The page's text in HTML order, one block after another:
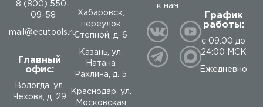
8 (800) 550-
09-58
mail@ecutools.ru
Главный
офис:
Вологда
ул.
Чехова, д. 29
Хабаровск,
переулок
Степной, д. 6
Казань, ул.
Натана
Рахлина, д. 5
Краснодар, ул.
Московская
к нам
График
работы:
с 09:00 до
24:00 МСК
Ежедневно